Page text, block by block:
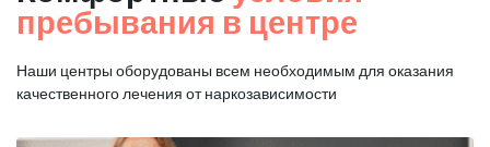
пребывания в центре
Наши центры оборудованы всем необходимым для оказания
качественного лечения от наркозависимости